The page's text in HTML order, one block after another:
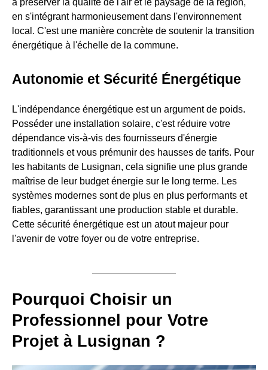
en s'intégrant harmonieusement dans l'environnement
local. C'est une manière concrète de soutenir la transition
énergétique à l'échelle de la commune.
Autonomie et Sécurité Énergétique
L'indépendance énergétique est un argument de poids.
Posséder une installation solaire, c'est réduire votre
dépendance vis-à-vis des fournisseurs d'énergie
traditionnels et vous prémunir des hausses de tarifs. Pour
les habitants de Lusignan, cela signifie une plus grande
maîtrise de leur budget énergie sur le long terme. Les
systèmes modernes sont de plus en plus performants et
fiables, garantissant une production stable et durable.
Cette sécurité énergétique est un atout majeur pour
l'avenir de votre foyer ou de votre entreprise.
Pourquoi Choisir un
Professionnel pour Votre
Projet à Lusignan ?